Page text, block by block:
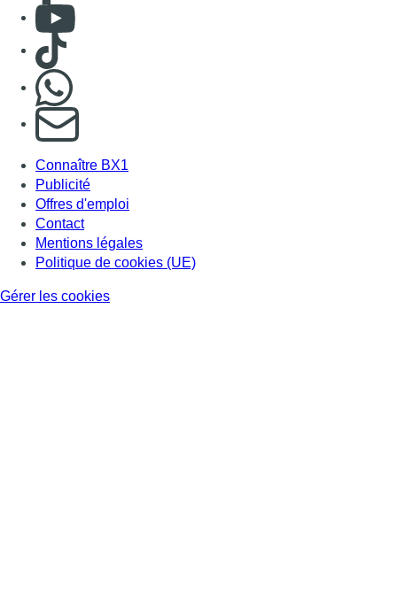
Consulter Youtube
Consulter TikTok
S'abonner à notre newsletter
Connaître BX1
Publicité
Offres d'emploi
Contact
Mentions légales
Politique de cookies (UE)
Gérer les cookies